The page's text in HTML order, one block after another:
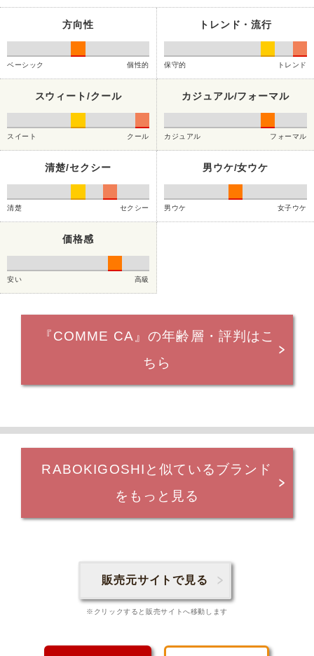
方向性
ベーシック 個性的
トレンド・流行
保守的 トレンド
スウィート/クール
スイート クール
カジュアル/フォーマル
カジュアル フォーマル
清楚/セクシー
清楚 セクシー
男ウケ/女ウケ
男ウケ 女子ウケ
価格感
安い 高級
『COMME CA』の年齢層・評判はこ
ちら
RABOKIGOSHIと似ているブランド
をもっと見る
販売元サイトで見る
※クリックすると販売サイトへ移動します